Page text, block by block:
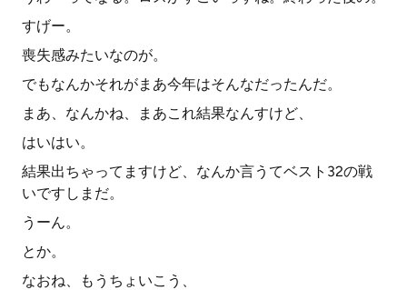
すげー。
喪失感みたいなのが。
でもなんかそれがまあ今年はそんなだったんだ。
まあ、なんかね、まあこれ結果なんすけど、
はいはい。
結果出ちゃってますけど、なんか言うてベスト32の戦
いですしまだ。
うーん。
とか。
なおね、もうちょいこう、